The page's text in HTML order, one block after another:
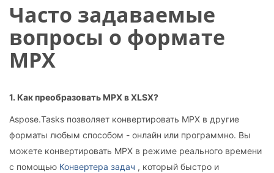
Часто задаваемые
вопросы о формате
MPX
1. Как преобразовать MPX в XLSX?
Aspose.Tasks позволяет конвертировать MPX в другие
форматы любым способом - онлайн или программно. Вы
можете конвертировать MPX в режиме реального времени
с помощью Конвертера задач , который быстро и